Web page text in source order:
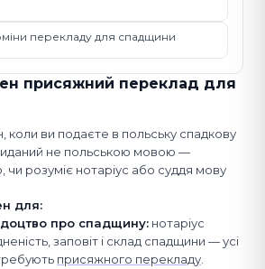
присяжний переклад для
коли ви подаєте в польську спадкову
не польською мовою —
чи розуміє нотаріус або суддя мову
для:
про спадщину: нотаріус
заповіт і склад спадщини — усі
присяжного перекладу
перекладу для спадщини